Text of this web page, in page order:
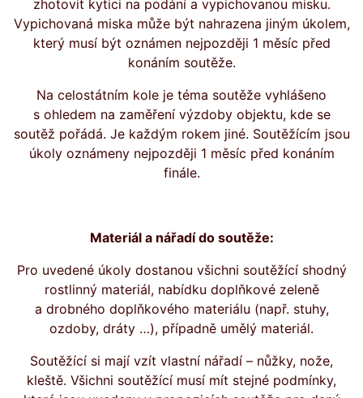
zhotovit kytici na podání a vypichovanou misku.
Vypichovaná miska může být nahrazena jiným úkolem,
který musí být oznámen nejpozději 1 měsíc před
konáním soutěže.
Na celostátním kole je téma soutěže vyhlášeno
s ohledem na zaměření výzdoby objektu, kde se
soutěž pořádá. Je každým rokem jiné. Soutěžícím jsou
úkoly oznámeny nejpozději 1 měsíc před konáním
finále.
Materiál a nářadí do soutěže:
Pro uvedené úkoly dostanou všichni soutěžící shodný
rostlinný materiál, nabídku doplňkové zeleně
a drobného doplňkového materiálu (např. stuhy,
ozdoby, dráty …), případně umělý materiál.
Soutěžící si mají vzít vlastní nářadí – nůžky, nože,
kleště. Všichni soutěžící musí mít stejné podmínky,